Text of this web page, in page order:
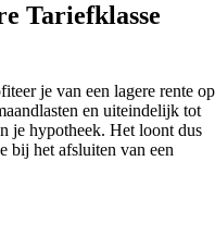
Tariefklasse
je van een lagere rente op
en uiteindelijk tot
je hypotheek. Het loont dus
bij het afsluiten van een